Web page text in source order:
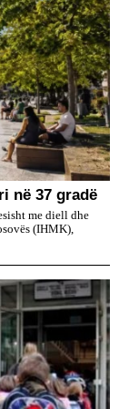
në 37 gradë
me diell dhe
(IHMK),